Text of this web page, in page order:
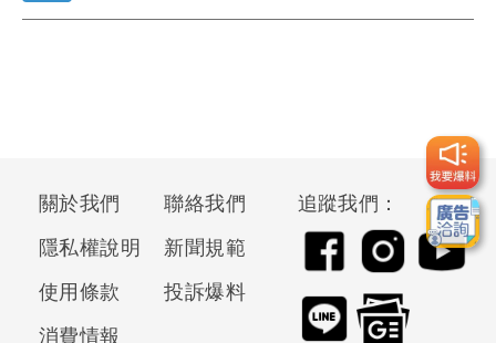
關於我們
聯絡我們
隱私權說明
新聞規範
使用條款
投訴爆料
消費情報
追蹤我們：